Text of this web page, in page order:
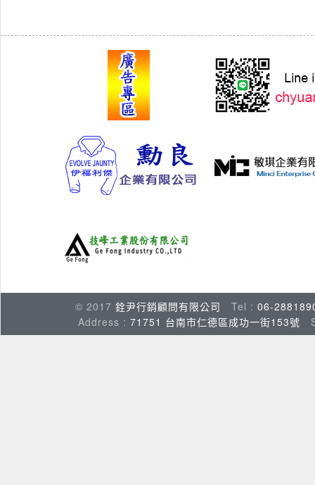
© 2017 銓尹行銷顧問有限公司 Tel : 06-
Address : 71751 台南市仁德區成功一街153號